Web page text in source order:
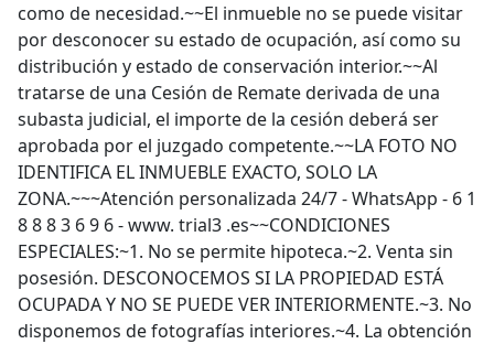
como de necesidad.~~El inmueble no se puede visitar
por desconocer su estado de ocupación, así como su
distribución y estado de conservación interior.~~Al
tratarse de una Cesión de Remate derivada de una
subasta judicial, el importe de la cesión deberá ser
aprobada por el juzgado competente.~~LA FOTO NO
IDENTIFICA EL INMUEBLE EXACTO, SOLO LA
ZONA.~~~Atención personalizada 24/7 - WhatsApp - 6 1
8 8 8 3 6 9 6 - www. trial3 .es~~CONDICIONES
ESPECIALES:~1. No se permite hipoteca.~2. Venta sin
posesión. DESCONOCEMOS SI LA PROPIEDAD ESTÁ
OCUPADA Y NO SE PUEDE VER INTERIORMENTE.~3. No
disponemos de fotografías interiores.~4. La obtención